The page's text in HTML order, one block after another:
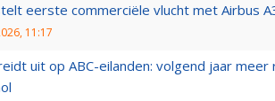
eerste commerciële vlucht met Airbus
11:17
uit op ABC-eilanden: volgend jaar